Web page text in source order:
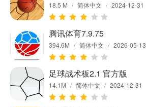
18.5 M / 简体中文 / 2024-12-31
腾讯体育7.9.75
394.6M / 简体中文 / 2026-05-13
足球战术板2.1 官方版
14.1M / 简体中文 / 2024-12-31